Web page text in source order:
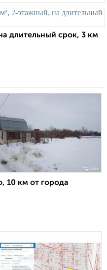
длительный срок, 3 км
10 км от города